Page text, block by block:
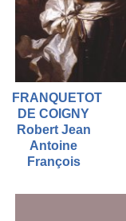
FRANQUETOT
DE COIGNY
Robert Jean
Antoine
François